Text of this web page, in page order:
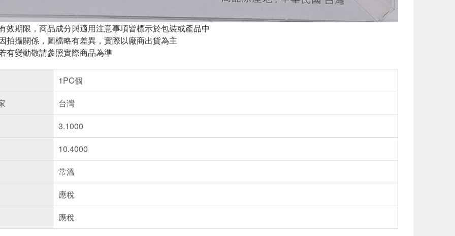
效期限，商品成分與適用注意事項皆標示於包裝或產品中
拍攝關係，圖檔略有差異，實際以廠商出貨為主
有變動敬請參照實際商品為準
1PC個
台灣
3.1000
10.4000
常溫
應稅
應稅